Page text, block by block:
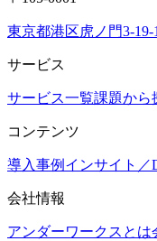
東京都港区虎ノ門3-
サービス
サービス一覧課題から
コンテンツ
導入事例 インサイト／
会社情報
アンダーワークスとは